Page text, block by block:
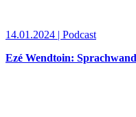
14.01.2024 | Podcast
Ezé Wendtoin: